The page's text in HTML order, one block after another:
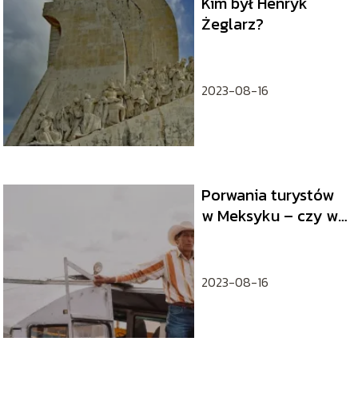
Żeglarz?
2023-08-16
Porwania turystów
w Meksyku – czy w
2023-08-16